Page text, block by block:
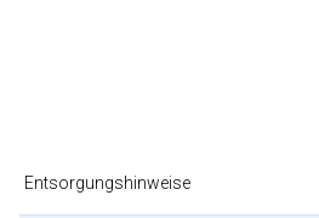
Entsorgungshinweise